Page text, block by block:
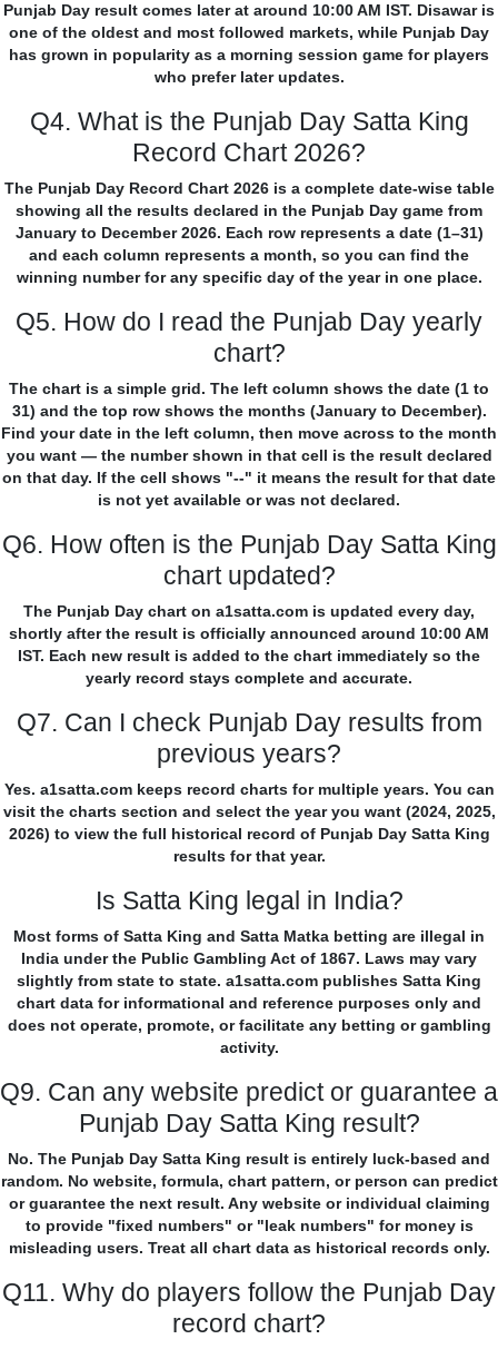
Punjab Day result comes later at around 10:00 AM IST. Disawar is
one of the oldest and most followed markets, while Punjab Day
has grown in popularity as a morning session game for players
who prefer later updates.
Q4. What is the Punjab Day Satta King
Record Chart 2026?
The Punjab Day Record Chart 2026 is a complete date-wise table
showing all the results declared in the Punjab Day game from
January to December 2026. Each row represents a date (1–31)
and each column represents a month, so you can find the
winning number for any specific day of the year in one place.
Q5. How do I read the Punjab Day yearly
chart?
The chart is a simple grid. The left column shows the date (1 to
31) and the top row shows the months (January to December).
Find your date in the left column, then move across to the month
you want — the number shown in that cell is the result declared
on that day. If the cell shows "--" it means the result for that date
is not yet available or was not declared.
Q6. How often is the Punjab Day Satta King
chart updated?
The Punjab Day chart on a1satta.com is updated every day,
shortly after the result is officially announced around 10:00 AM
IST. Each new result is added to the chart immediately so the
yearly record stays complete and accurate.
Q7. Can I check Punjab Day results from
previous years?
Yes. a1satta.com keeps record charts for multiple years. You can
visit the charts section and select the year you want (2024, 2025,
2026) to view the full historical record of Punjab Day Satta King
results for that year.
Is Satta King legal in India?
Most forms of Satta King and Satta Matka betting are illegal in
India under the Public Gambling Act of 1867. Laws may vary
slightly from state to state. a1satta.com publishes Satta King
chart data for informational and reference purposes only and
does not operate, promote, or facilitate any betting or gambling
activity.
Q9. Can any website predict or guarantee a
Punjab Day Satta King result?
No. The Punjab Day Satta King result is entirely luck-based and
random. No website, formula, chart pattern, or person can predict
or guarantee the next result. Any website or individual claiming
to provide "fixed numbers" or "leak numbers" for money is
misleading users. Treat all chart data as historical records only.
Q11. Why do players follow the Punjab Day
record chart?